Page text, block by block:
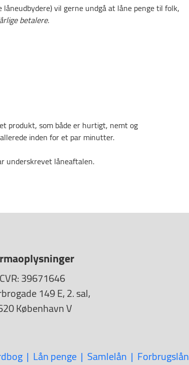
vil gerne undgå at låne penge til folk,
betalere.
produkt, som både er hurtigt, nemt og
inden for et par minutter.
underskrevet låneaftalen.
CVR: 39671646
149 E, 2. sal,
København V
Lån penge Samlelån
Forbrugslån